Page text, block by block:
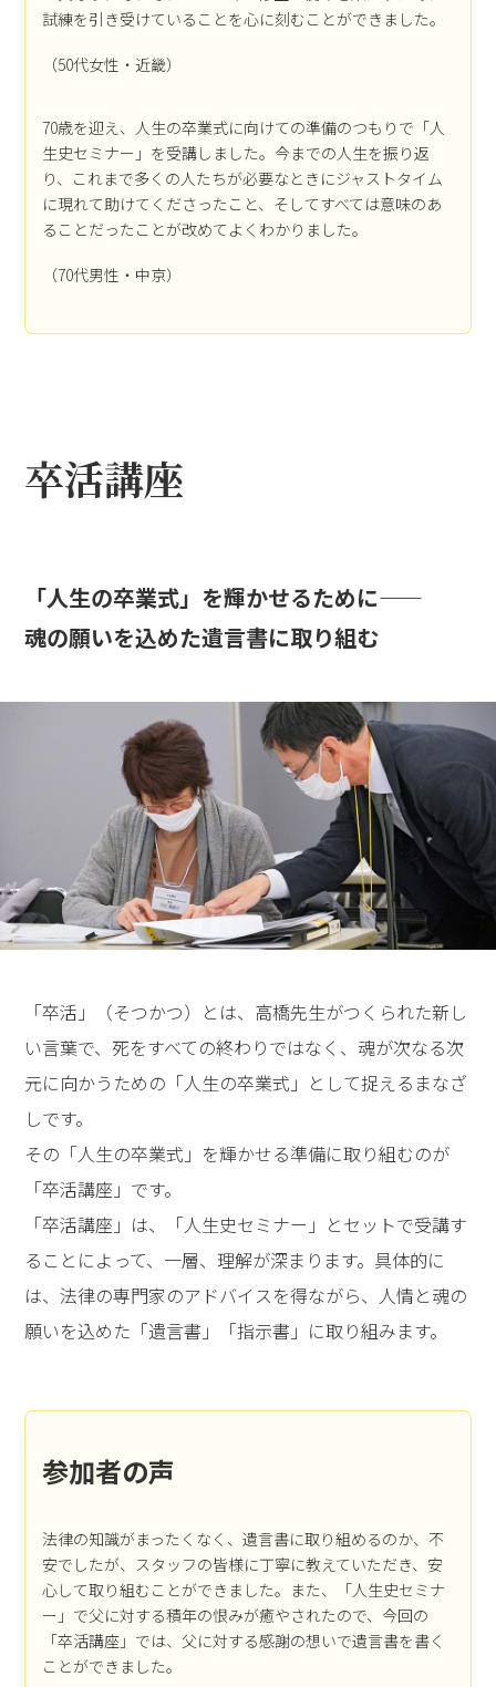
試練を引き受けていることを心に刻むことができました。
（50代女性・近畿）
70歳を迎え、人生の卒業式に向けての準備のつもりで「人
生史セミナー」を受講しました。今までの人生を振り返
り、これまで多くの人たちが必要なときにジャストタイム
に現れて助けてくださったこと、そしてすべては意味のあ
ることだったことが改めてよくわかりました。
（70代男性・中京）
卒活講座
「人生の卒業式」を輝かせるために――
魂の願いを込めた遺言書に取り組む
「卒活」（そつかつ）とは、高橋先生がつくられた新し
い言葉で、死をすべての終わりではなく、魂が次なる次
元に向かうための「人生の卒業式」として捉えるまなざ
しです。
その「人生の卒業式」を輝かせる準備に取り組むのが
「卒活講座」です。
「卒活講座」は、「人生史セミナー」とセットで受講す
ることによって、一層、理解が深まります。具体的に
は、法律の専門家のアドバイスを得ながら、人情と魂の
願いを込めた「遺言書」「指示書」に取り組みます。
参加者の声
法律の知識がまったくなく、遺言書に取り組めるのか、不
安でしたが、スタッフの皆様に丁寧に教えていただき、安
心して取り組むことができました。また、「人生史セミナ
ー」で父に対する積年の恨みが癒やされたので、今回の
「卒活講座」では、父に対する感謝の想いで遺言書を書く
ことができました。